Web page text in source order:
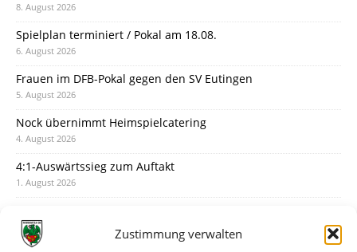
Zustimmung verwalten
8. August 2026
Spielplan terminiert / Pokal am 18.08.
6. August 2026
Frauen im DFB-Pokal gegen den SV Eutingen
5. August 2026
Nock übernimmt Heimspielcatering
4. August 2026
4:1-Auswärtssieg zum Auftakt
1. August 2026
31. Juli 2026